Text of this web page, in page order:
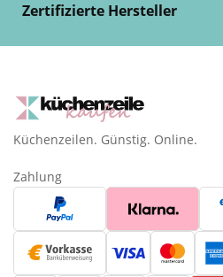
Zertifizierte Hersteller
Küchenzeilen. Günstig. Online.
Zahlung